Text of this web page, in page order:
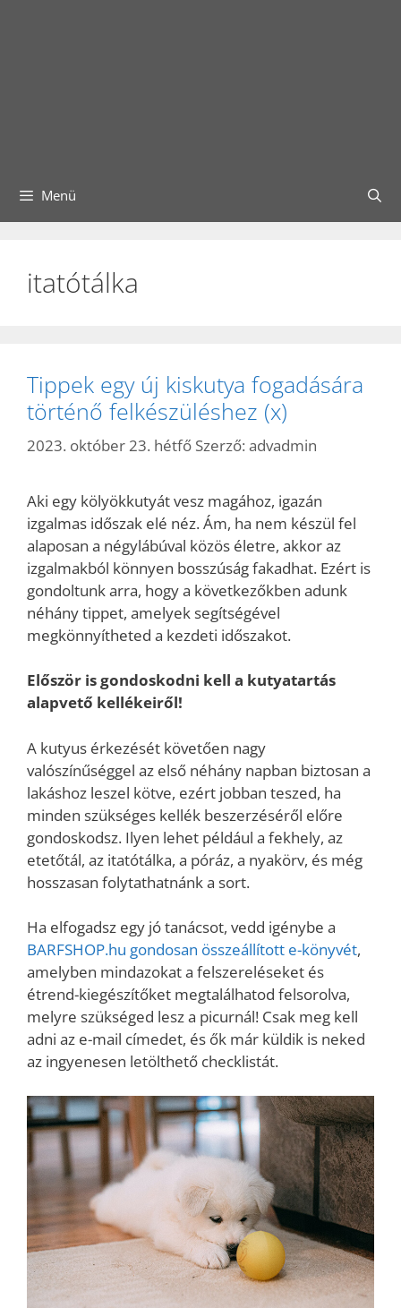
Menü
itatótálka
Tippek egy új kiskutya fogadására
történő felkészüléshez (x)
2023. október 23. hétfő Szerző: advadmin
Aki egy kölyökkutyát vesz magához, igazán
izgalmas időszak elé néz. Ám, ha nem készül fel
alaposan a négylábúval közös életre, akkor az
izgalmakból könnyen bosszúság fakadhat. Ezért is
gondoltunk arra, hogy a következőkben adunk
néhány tippet, amelyek segítségével
megkönnyítheted a kezdeti időszakot.
Először is gondoskodni kell a kutyatartás
alapvető kellékeiről!
A kutyus érkezését követően nagy
valószínűséggel az első néhány napban biztosan a
lakáshoz leszel kötve, ezért jobban teszed, ha
minden szükséges kellék beszerzéséről előre
gondoskodsz. Ilyen lehet például a fekhely, az
etetőtál, az itatótálka, a póráz, a nyakörv, és még
hosszasan folytathatnánk a sort.
Ha elfogadsz egy jó tanácsot, vedd igénybe a
BARFSHOP.hu gondosan összeállított e-könyvét,
amelyben mindazokat a felszereléseket és
étrend-kiegészítőket megtalálhatod felsorolva,
melyre szükséged lesz a picurnál! Csak meg kell
adni az e-mail címedet, és ők már küldik is neked
az ingyenesen letölthető checklistát.